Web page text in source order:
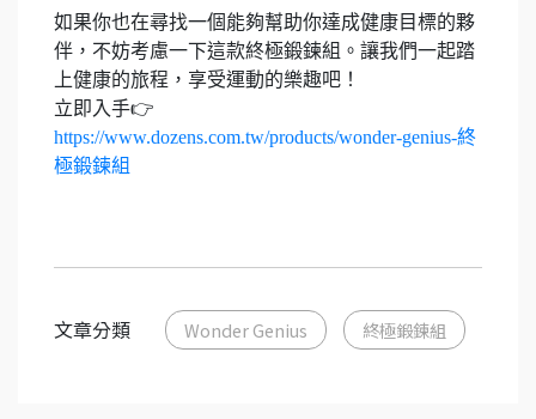
如果你也在尋找一個能夠幫助你達成健康目標的夥
伴，不妨考慮一下這款終極鍛鍊組。讓我們一起踏
上健康的旅程，享受運動的樂趣吧！
立即入手👉
https://www.dozens.com.tw/products/wonder-genius-終
極鍛鍊組
文章分類 Wonder Genius 終極鍛鍊組